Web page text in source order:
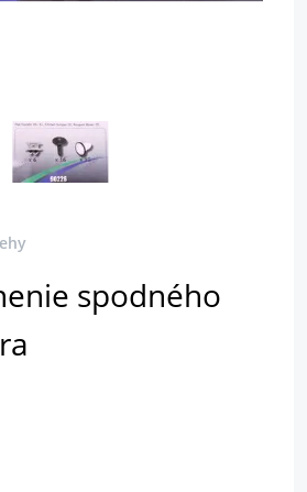
spodného